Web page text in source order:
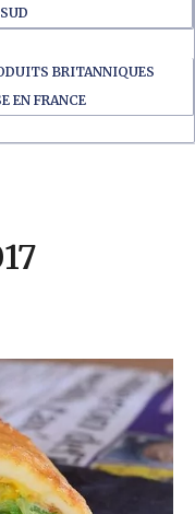
BRITANNIQUES
EN FRANCE